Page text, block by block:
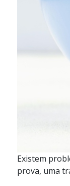
Existem
prova, uma